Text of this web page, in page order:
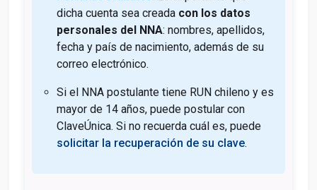
dicha cuenta sea creada con los datos
personales del NNA: nombres, apellidos,
fecha y país de nacimiento, además de su
correo electrónico.
Si el NNA postulante tiene RUN chileno y es
mayor de 14 años, puede postular con
ClaveÚnica. Si no recuerda cuál es, puede
solicitar la recuperación de su clave.